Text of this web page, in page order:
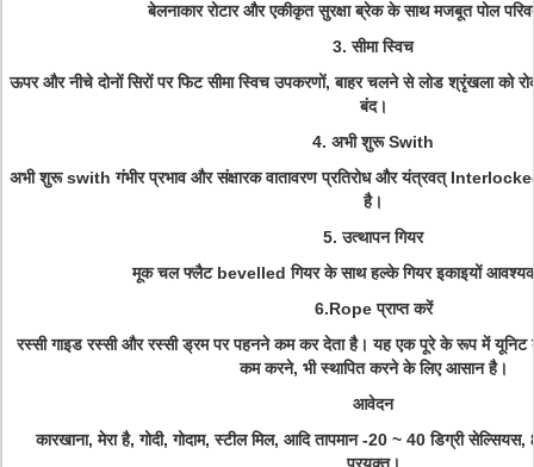
बेलनाकार रोटार और एकीकृत सुरक्षा ब्रेक के साथ मजबूत पोल
3. सीमा स्विच
ऊपर और नीचे दोनों सिरों पर फिट सीमा स्विच उपकरणों, बाहर चलने से लोड श्रृंखला को
बंद।
4. अभी शुरू Swith
अभी शुरू swith गंभीर प्रभाव और संक्षारक वातावरण प्रतिरोध और यंत्रवत्
है।
5. उत्थापन गियर
मूक चल फ्लैट bevelled गियर के साथ हल्के गियर इकाइयों आवश्यक
6.Rope प्राप्त करें
रस्सी गाइड रस्सी और रस्सी ड्रम पर पहनने कम कर देता है। यह एक पूरे के रूप में यूनिट
कम करने, भी स्थापित करने के लिए आसान है।
आवेदन
कारखाना, मेरा है, गोदी, गोदाम, स्टील मिल, आदि तापमान -20 ~ 40 डिग्री